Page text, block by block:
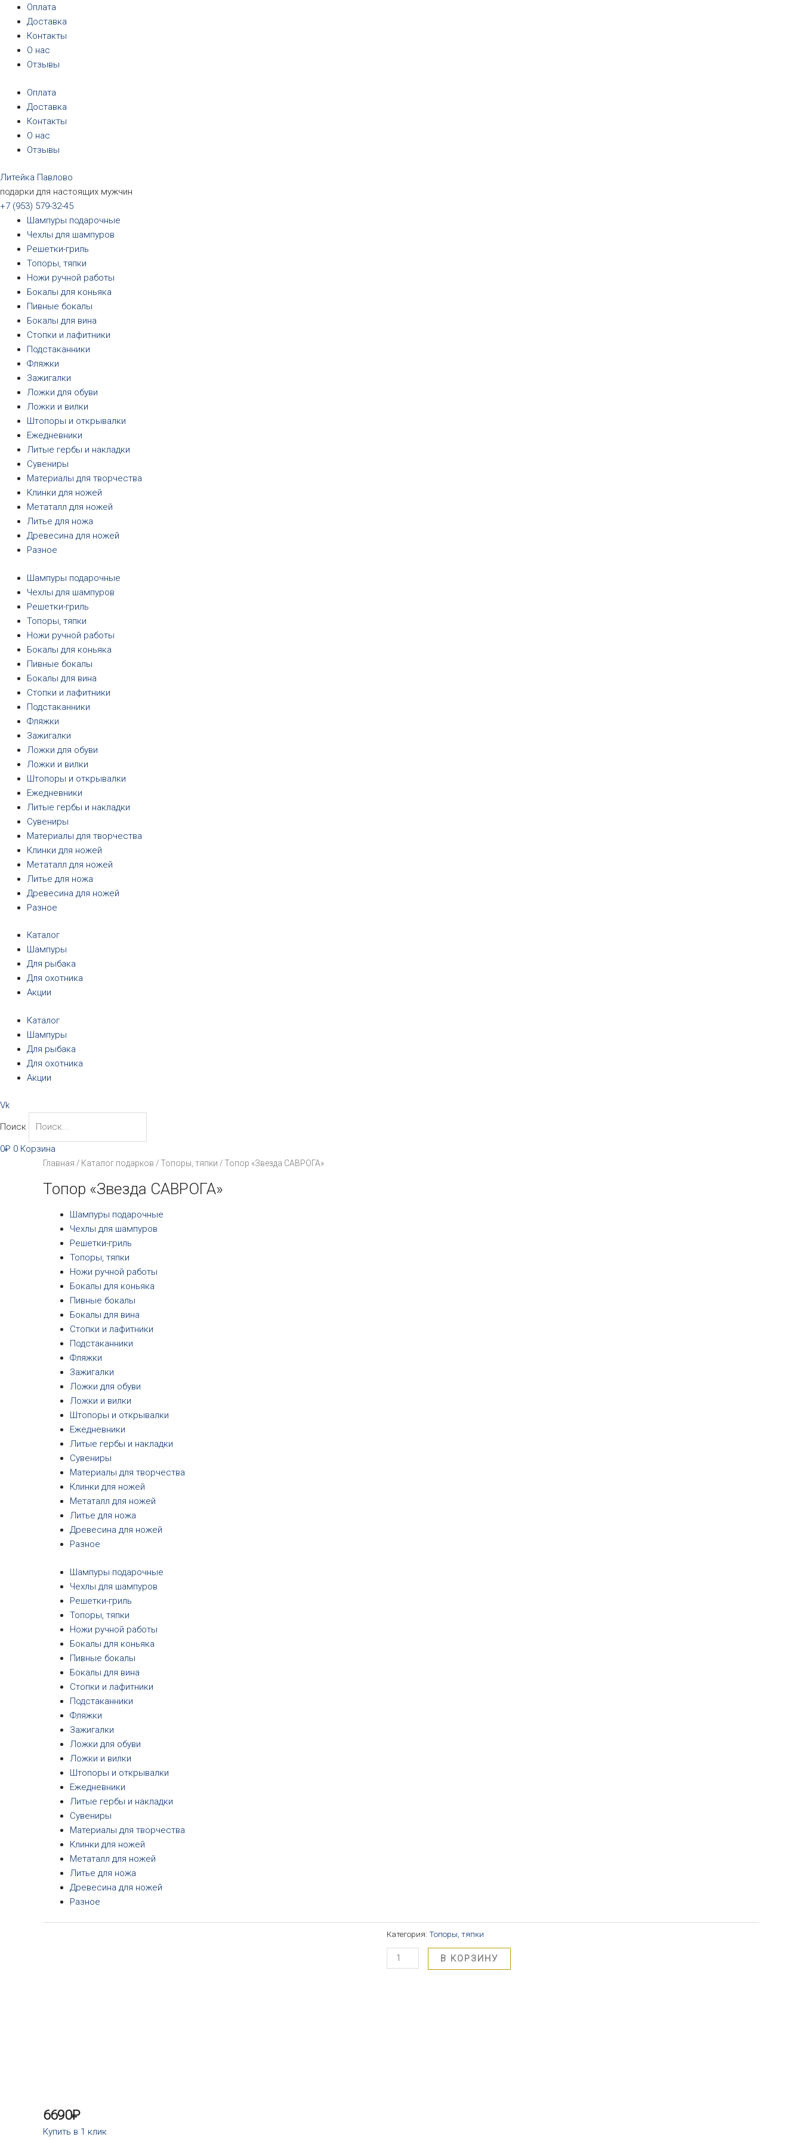
Перейти
содержимому
Оплата
Доставка
Контакты
О нас
Отзывы
Оплата
Доставка
Контакты
О нас
Отзывы
Литейка Павлово
подарки для настоящих мужчин
+7 (953) 579-32-45
Шампуры подарочные
Чехлы для шампуров
Решетки-гриль
Топоры, тяпки
Ножи ручной работы
Бокалы для коньяка
Пивные бокалы
Бокалы для вина
Стопки и лафитники
Подстаканники
Фляжки
Зажигалки
Ложки для обуви
Ложки и вилки
Штопоры и открывалки
Ежедневники
Литые гербы и накладки
Сувениры
Материалы для творчества
Клинки для ножей
Метаталл для ножей
Литье для ножа
Древесина для ножей
Разное
Шампуры подарочные
Чехлы для шампуров
Решетки-гриль
Топоры, тяпки
Ножи ручной работы
Бокалы для коньяка
Пивные бокалы
Бокалы для вина
Стопки и лафитники
Подстаканники
Фляжки
Зажигалки
Ложки для обуви
Ложки и вилки
Штопоры и открывалки
Ежедневники
Литые гербы и накладки
Сувениры
Материалы для творчества
Клинки для ножей
Метаталл для ножей
Литье для ножа
Древесина для ножей
Разное
Каталог
Шампуры
Для рыбака
Для охотника
Акции
Каталог
Шампуры
Для рыбака
Для охотника
Акции
Vk
Поиск
0₽ 0 Корзина
Главная / Каталог подарков /Топоры, тяпки / Топор «Звезда САВРОГА»
Топор «Звезда САВРОГА»
Шампуры подарочные
Чехлы для шампуров
Решетки-гриль
Топоры, тяпки
Ножи ручной работы
Бокалы для коньяка
Пивные бокалы
Бокалы для вина
Стопки и лафитники
Подстаканники
Фляжки
Зажигалки
Ложки для обуви
Ложки и вилки
Штопоры и открывалки
Ежедневники
Литые гербы и накладки
Сувениры
Материалы для творчества
Клинки для ножей
Метаталл для ножей
Литье для ножа
Древесина для ножей
Разное
Шампуры подарочные
Чехлы для шампуров
Решетки-гриль
Топоры, тяпки
Ножи ручной работы
Бокалы для коньяка
Пивные бокалы
Бокалы для вина
Стопки и лафитники
Подстаканники
Фляжки
Зажигалки
Ложки для обуви
Ложки и вилки
Штопоры и открывалки
Ежедневники
Литые гербы и накладки
Сувениры
Материалы для творчества
Клинки для ножей
Метаталл для ножей
Литье для ножа
Древесина для ножей
Разное
Категория: Топоры, тяпки
В КОРЗИНУ
6690₽
Купить в 1 клик